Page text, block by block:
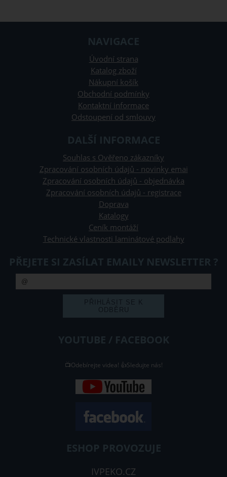
NAVIGACE
Úvodní strana
Katalog zboží
Nákupní košík
Obchodní podmínky
Kontaktní informace
Odstoupení od smlouvy
DALŠÍ INFORMACE
Souhlas s Ověřeno zákazníky
Zpracování osobních údajů - novinky emai
Zpracování osobních údajů - objednávka
Zpracování osobních údajů - registrace
Doprava
Katalogy
Ceník montáží
Technické vlastnosti laminátové podlahy
PŘEJETE SI ZASÍLAT EMAILY NEWSLETTER ?
YOUTUBE / FACEBOOK
📺Odebírejte videa! 👍Sledujte nás!
ESHOP PROVOZUJE
IVPEKO.CZ